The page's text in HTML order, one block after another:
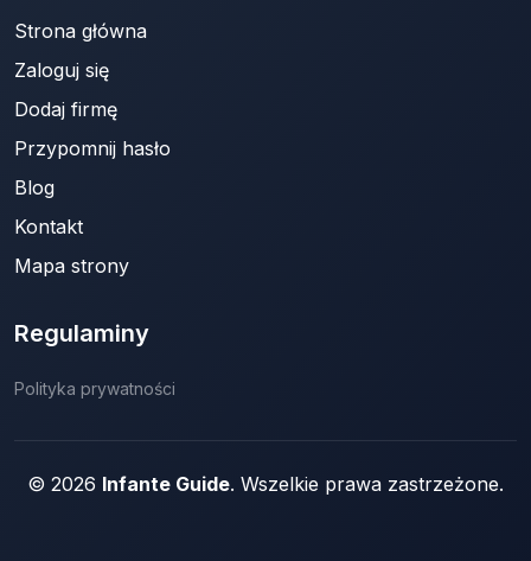
Strona główna
Zaloguj się
Dodaj firmę
Przypomnij hasło
Blog
Kontakt
Mapa strony
Regulaminy
Polityka prywatności
© 2026 Infante Guide. Wszelkie prawa zastrzeżone.